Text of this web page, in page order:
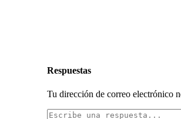
Respuestas
Tu dirección de correo electrónico